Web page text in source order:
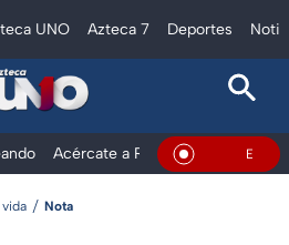
UNO Azteca 7 Deportes
Acércate a Rocío Al Extremo
En Vivo
Nota